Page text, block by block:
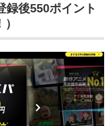
録後550ポイント